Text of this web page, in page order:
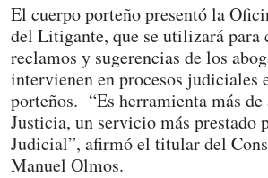
El cuerpo porteño presentó la
del Litigante, que se utilizará para
reclamos y sugerencias de los
intervienen en procesos judiciales
porteños. “Es herramienta más de
Justicia, un servicio más prestado
Judicial”, afirmó el titular del
Manuel Olmos.